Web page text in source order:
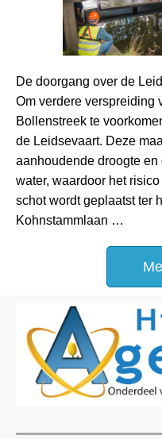
De doorgang over de
Om verdere verspreiding
Bollenstreek te
de Leidsevaart. Deze
aanhoudende droogte
water, waardoor het
schot wordt geplaatst ter
Kohnstammlaan …